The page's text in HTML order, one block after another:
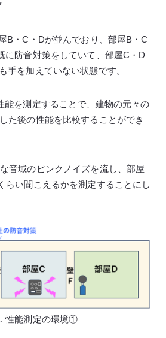
B・C・Dが並んでおり、部屋B・C
に防音対策をしていて、部屋C・D
手を加えていない状態です。
能を測定することで、建物の元々の
た後の性能を比較することができ
音域のピンクノイズを流し、部屋
らい聞こえるかを測定することにし
性能測定の環境①